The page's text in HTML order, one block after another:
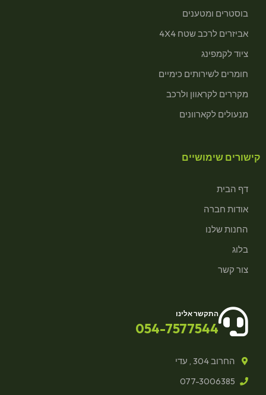
בוסטרים ומטענים
אביזרים לרכב שטח 4X4
ציוד לקמפינג
חומרים לשירותים כימיים
מקררים לקראוון ולרכב
מנעולים לקארוונים
קישורים שימושיים
דף הבית
אודות חברה
החנות שלנו
בלוג
צור קשר
התקשר אלינו
054-7577544
החרוב 304 , עדי
077-3006385